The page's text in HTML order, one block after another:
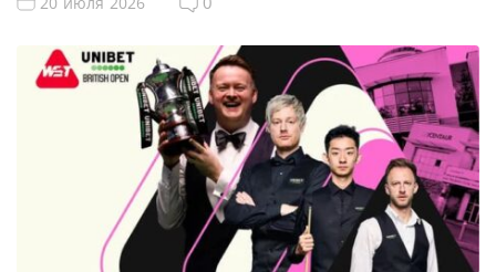
уверенную победу над Луисом Хиткоутом со счетом 5-2,
продемонстрировав два сенчури-брейка. Молодой
китайский […]